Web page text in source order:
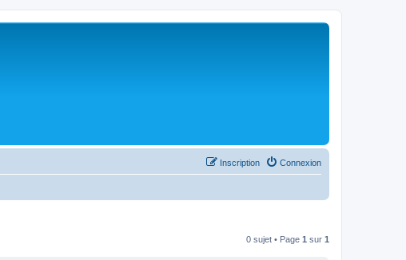
Connexion
Inscription
0 sujet • Page 1 sur 1